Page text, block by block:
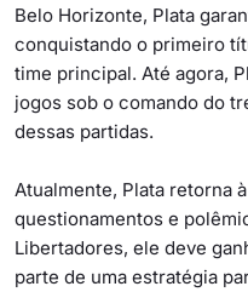
Belo Horizonte, Plata
conquistando o primeiro
time principal. Até agora,
jogos sob o comando do
dessas partidas.
Atualmente, Plata retorna à
questionamentos e
Libertadores, ele deve
parte de uma estratégia